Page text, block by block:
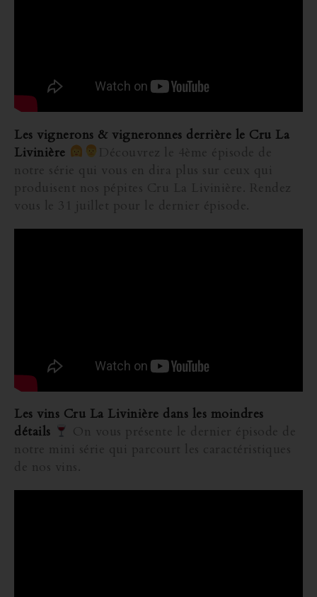
Les vignerons & vigneronnes derrière le Cru La
Livinière
Découvrez le 4ème épisode de
notre série qui vous en dira plus sur ceux qui
produisent nos pépites Cru La Livinière. Rendez
vous le 31 juillet pour le dernier épisode.
Les vins Cru La Livinière dans les moindres
détails
On vous présente le dernier épisode de
notre mini série qui parcourt les caractéristiques
de nos vins.